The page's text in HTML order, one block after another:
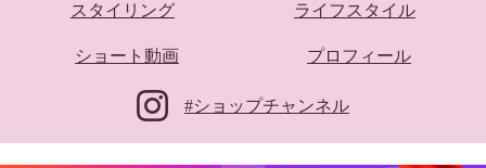
スタイリング ライフスタイル
ショート動画 プロフィール
#ショップチャンネル